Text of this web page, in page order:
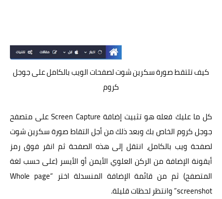
كيف تلتقط صورة سكرين شوت لصفحات الويب بالكامل على جوجل
كروم
كل ما عليك فعله هو تثبيت إضافة Screen Captureعلى متصفح
جوجل كروم الخاص بك وبعد ذلك من أجل التقاط صورة سكرين شوت
لصفحة ويب بالكامل، انتقل إلى هذه الصفحة ثم انقر فوق رمز
أيقونة الإضافة من الركن العلوي الأيمن أو الأيسر (على حسب لغة
المتصفح) ثم من قائمة الإضافة المنسدلة اختر “Whole page
screenshot” وانتظر لحظات قليلة.